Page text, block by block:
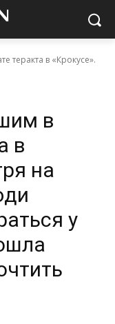
теракта в «Крокусе».
в
в
на
у